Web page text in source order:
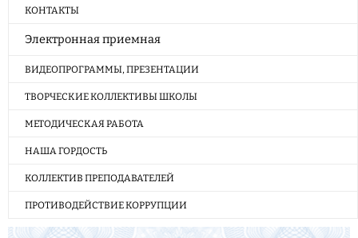
КОНТАКТЫ
Электронная приемная
ВИДЕОПРОГРАММЫ, ПРЕЗЕНТАЦИИ
ТВОРЧЕСКИЕ КОЛЛЕКТИВЫ ШКОЛЫ
МЕТОДИЧЕСКАЯ РАБОТА
НАША ГОРДОСТЬ
КОЛЛЕКТИВ ПРЕПОДАВАТЕЛЕЙ
ПРОТИВОДЕЙСТВИЕ КОРРУПЦИИ